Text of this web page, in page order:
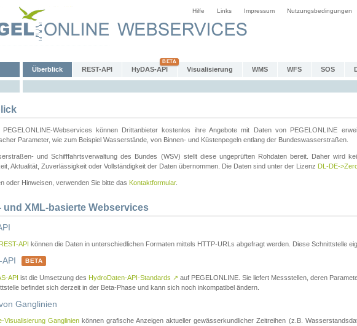
Hilfe Links Impressum Nutzungsbedingungen
Überblick REST-API HyDAS-API Visualisierung WMS WFS SOS
Webservices können Drittanbieter kostenlos ihre Angebote mit Daten von PEGELONLINE
Parameter, wie zum Beispiel Wasserstände, von Binnen- und Küstenpegeln entlang der Bundeswasserstraßen.
und Schifffahrtsverwaltung des Bundes (WSV) stellt diese ungeprüften Rohdaten bereit. Daher wird
Aktualität, Zuverlässigkeit oder Vollständigkeit der Daten übernommen. Die Daten sind unter der Lizenz DL-DE-
oder Hinweisen, verwenden Sie bitte das Kontaktformular.
und XML-basierte Webservices
REST-API können die Daten in unterschiedlichen Formaten mittels HTTP-URLs abgefragt werden. Diese Schnittstelle
API BETA
API ist die Umsetzung des HydroDaten-API-Standards ↗ auf PEGELONLINE. Sie liefert Messstellen, deren
befindet sich derzeit in der Beta-Phase und kann sich noch inkompatibel ändern.
Ganglinien
Visualisierung Ganglinien können grafische Anzeigen aktueller gewässerkundlicher Zeitreihen (z.B.